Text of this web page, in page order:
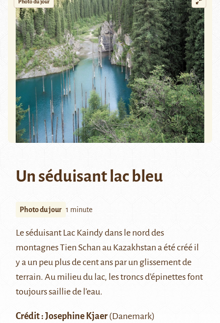
Photo du jour
Un séduisant lac bleu
Photo du jour 1 minute
Le séduisant Lac Kaindydans le nord des
montagnesTien Schan au Kazakhstan a été créé il
y a un peu plus de cent ans par un glissement de
terrain. Au milieu du lac, les troncs d’épinettes font
toujours saillie de l’eau.
Crédit : Josephine Kjaer (Danemark)